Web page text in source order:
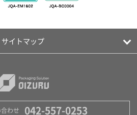
サイトマップ
わせ 042-557-0253